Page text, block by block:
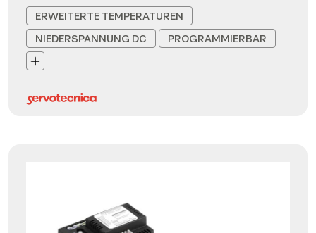
ERWEITERTE TEMPERATUREN
NIEDERSPANNUNG DC
PROGRAMMIERBAR